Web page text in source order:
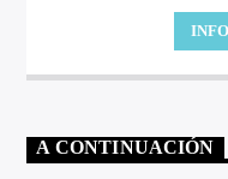
A CONTINUACIÓN